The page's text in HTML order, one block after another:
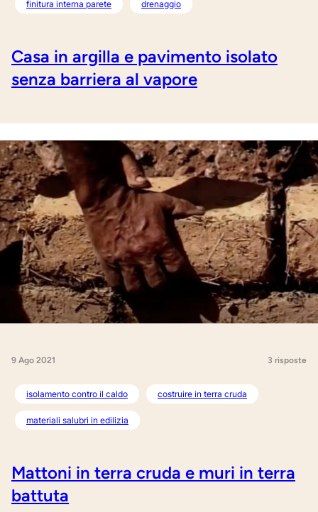
finitura interna parete drenaggio
Casa in argilla e pavimento isolato
senza barriera al vapore
9 Ago 2021 3 risposte
isolamento contro il caldo costruire in terra cruda
materiali salubri in edilizia
Mattoni in terra cruda e muri in terra
battuta